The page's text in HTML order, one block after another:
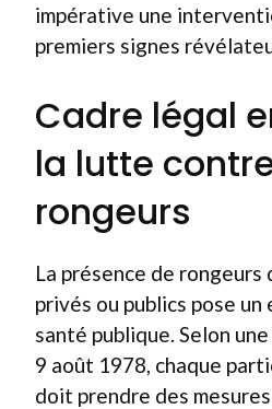
impérative une
premiers signes
Cadre légal
la lutte
rongeurs
La présence de rongeurs
privés ou publics pose un
santé publique. Selon
9 août 1978, chaque
doit prendre des